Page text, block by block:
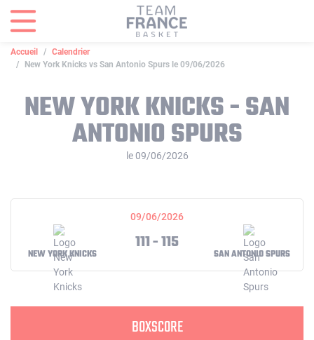
Accueil
Calendrier
New York Knicks vs San Antonio Spurs le 09/06/2026
NEW YORK KNICKS - SAN
ANTONIO SPURS
le 09/06/2026
09/06/2026
NEW YORK KNICKS
111 - 115
SAN ANTONIO SPURS
BOXSCORE
Panneau de gestion des cookies